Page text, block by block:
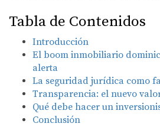
Tabla de Contenidos
Introducción
El boom inmobiliario
alerta
La seguridad jurídica como
Transparencia: el nuevo
Qué debe hacer un
Conclusión